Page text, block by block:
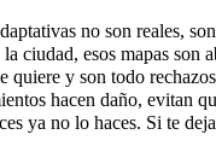
no son reales,
ciudad, esos mapas son
quiere y son todo
hacen daño, evitan
ya no lo haces. Si te